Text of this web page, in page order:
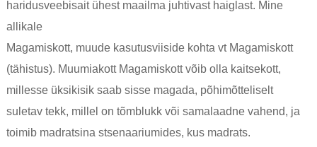
haridusveebisait ühest maailma juhtivast haiglast. Mine
allikale
Magamiskott, muude kasutusviiside kohta vt Magamiskott
(tähistus). Muumiakott Magamiskott võib olla kaitsekott,
millesse üksikisik saab sisse magada, põhimõtteliselt
suletav tekk, millel on tõmblukk või samalaadne vahend, ja
toimib madratsina stsenaariumides, kus madrats.